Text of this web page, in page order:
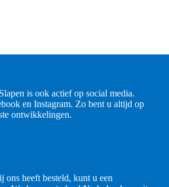
is ook actief op social media.
en Instagram. Zo bent u altijd op
ontwikkelingen.
ons heeft besteld, kunt u een